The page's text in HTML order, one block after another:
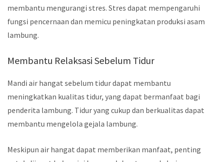
membantu mengurangi stres. Stres dapat mempengaruhi
fungsi pencernaan dan memicu peningkatan produksi asam
lambung.
Membantu Relaksasi Sebelum Tidur
Mandi air hangat sebelum tidur dapat membantu
meningkatkan kualitas tidur, yang dapat bermanfaat bagi
penderita lambung. Tidur yang cukup dan berkualitas dapat
membantu mengelola gejala lambung.
Meskipun air hangat dapat memberikan manfaat, penting